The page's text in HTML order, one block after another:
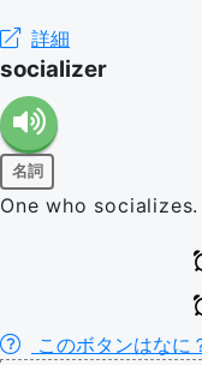
詳細
socializer
名詞
One who socializes.
このボタンはなに